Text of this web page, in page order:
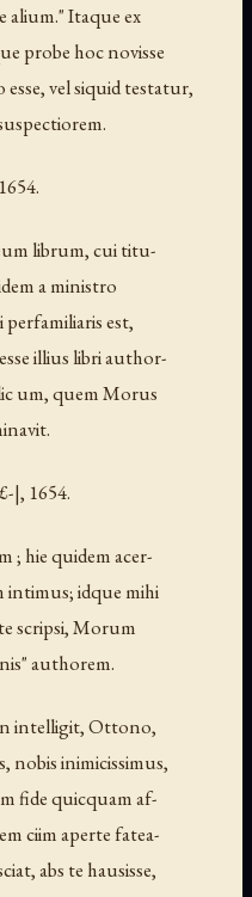
alium." Itaque ex
probe hoc novisse
vel siquid testatur,
librum, cui titu-
a ministro
est,
illius libri author-
um, quem Morus
|, 1654.
hie quidem acer-
intimus; idque mihi
scripsi, Morum
authorem.
intelligit, Ottono,
nobis inimicissimus,
fide quicquam af-
ciim aperte fatea-
abs te hausisse,